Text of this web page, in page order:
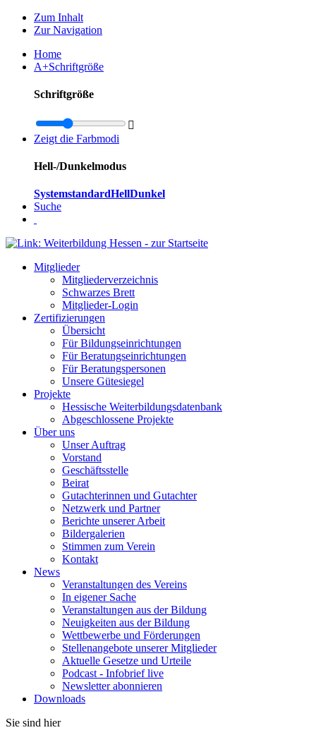
Zum Inhalt
Zur Navigation
Home
A+Schriftgröße
Schriftgröße

Zeigt die Farbmodi
Hell-/Dunkelmodus
SystemstandardHellDunkel
Suche
Mitglieder
Mitgliederverzeichnis
Schwarzes Brett
Mitglieder-Login
Zertifizierungen
Übersicht
Für Bildungseinrichtungen
Für Beratungseinrichtungen
Für Beratungspersonen
Unsere Gütesiegel
Projekte
Hessische Weiterbildungsdatenbank
Abgeschlossene Projekte
Über uns
Unser Auftrag
Vorstand
Geschäftsstelle
Beirat
Gutachterinnen und Gutachter
Netzwerk und Partner
Berichte unserer Arbeit
Bildergalerien
Stimmen zum Verein
Kontakt
News
Veranstaltungen des Vereins
In eigener Sache
Veranstaltungen aus der Bildung
Neuigkeiten aus der Bildung
Wettbewerbe und Förderungen
Stellenangebote unserer Mitglieder
Aktuelle Gesetze und Urteile
Podcast - Infobrief live
Newsletter abonnieren
Downloads
Sie sind hier